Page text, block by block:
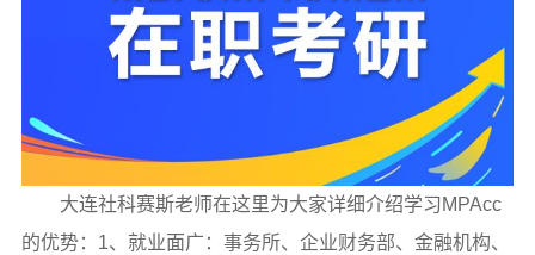
大连社科赛斯老师在这里为大家详细介绍学习MPAcc
的优势：1、就业面广：事务所、企业财务部、金融机构、